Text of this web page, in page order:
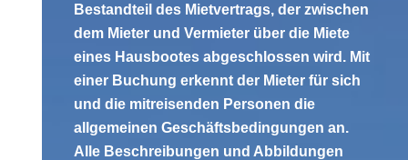
Bestandteil des Mietvertrags, der zwischen
dem Mieter und Vermieter über die Miete
eines Hausbootes abgeschlossen wird. Mit
einer Buchung erkennt der Mieter für sich
und die mitreisenden Personen die
allgemeinen Geschäftsbedingungen an.
Alle Beschreibungen und Abbildungen